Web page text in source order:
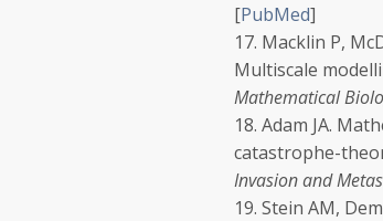
[PubMed]
17. Macklin P,
Multiscale
Mathematical
18. Adam JA.
catastrophe-
Invasion and
19. Stein AM,